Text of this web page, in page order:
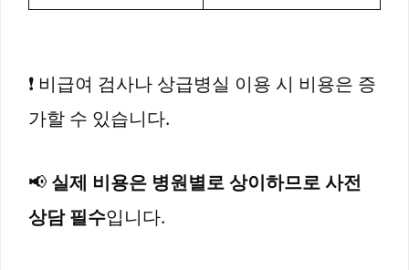
❗ 비급여 검사나 상급병실 이용 시 비용은 증
가할 수 있습니다.
📢 실제 비용은 병원별로 상이하므로 사전
상담 필수입니다.